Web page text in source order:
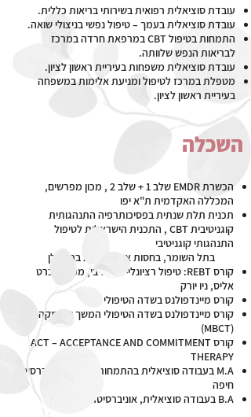
עובדת סוציאלית רפואית בשירותי בריאות כללית.
עובדת סוציאלית בעמך – טיפול נפשי בניצולי שואה.
התמחות בטיפול CBT במרפאת חרדה במרכז
לבריאות הנפש שלוותה.
עובדת סוציאלית משפחות בעיריית ראשון לציון.
מטפלת במרכז לטיפול ומניעת אלימות במשפחה
בעיריית ראשון לציון.
השכלה
הכשרת EMDR שלב 1 + שלב 2 , מכון מפרשים,
המכללה האקדמית ת"א יפו
תכנית תלת שנתית בפסיכותרפיה התנהגותית
קוגניטיבית CBT , התכנית הישראלית לטיפול
התנהגותי קוגניטיבי
בתל השומר, בחסות אוניברסיטת בר- אילן
קורס REBT: טיפול רציונלי- אמוטיבי, מכון אלברט
אליס, ניו יורק
קורס מיינדפולנס בשדה הטיפולי
קורס מיינדפולנס בשדה הטיפולי המשך והעמקה
(MBCT)
קורס ACT – ACCEPTANCE AND COMMITMENT
THERAPY
M.A בעבודה סוציאלית בהתמחות קלינית, אוניברסיטת
חיפה
B.A בעבודה סוציאלית, אוניברסיטת ת"א